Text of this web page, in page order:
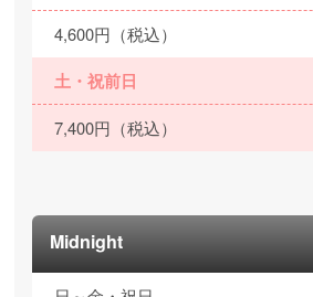
4,600円（税込）
土・祝前日
7,400円（税込）
Midnight